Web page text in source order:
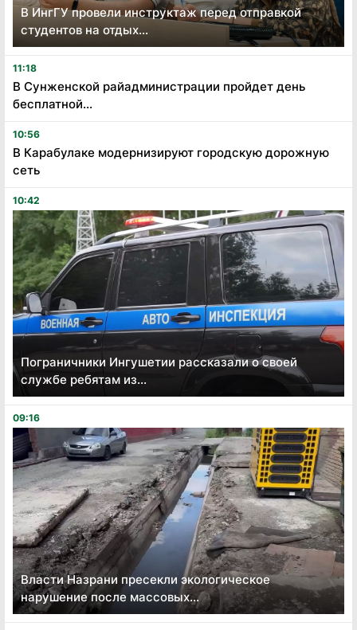
В ИнгГУ провели инструктаж перед отправкой
студентов на отдых...
11:18
В Сунженской райадминистрации пройдет день
бесплатной...
10:56
В Карабулаке модернизируют городскую дорожную
сеть
10:42
Пограничники Ингушетии рассказали о своей
службе ребятам из...
09:16
Власти Назрани пресекли экологическое
нарушение после массовых...